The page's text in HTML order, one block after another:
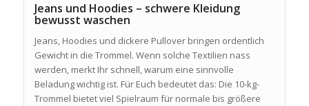
Jeans und Hoodies – schwere Kleidung
bewusst waschen
Jeans, Hoodies und dickere Pullover bringen ordentlich
Gewicht in die Trommel. Wenn solche Textilien nass
werden, merkt Ihr schnell, warum eine sinnvolle
Beladung wichtig ist. Für Euch bedeutet das: Die 10-kg-
Trommel bietet viel Spielraum für normale bis größere